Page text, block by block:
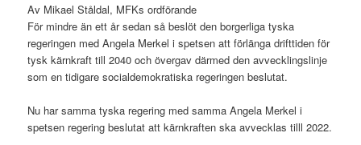
Av Mikael Ståldal, MFKs ordförande
För mindre än ett år sedan så beslöt den borgerliga tyska
regeringen med Angela Merkel i spetsen att förlänga drifttiden för
tysk kärnkraft till 2040 och övergav därmed den avvecklingslinje
som en tidigare socialdemokratiska regeringen beslutat.
Nu har samma tyska regering med samma Angela Merkel i
spetsen regering beslutat att kärnkraften ska avvecklas tilll 2022.